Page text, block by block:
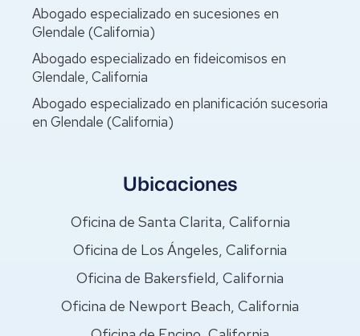
Abogado especializado en sucesiones en
Glendale (California)
Abogado especializado en fideicomisos en
Glendale, California
Abogado especializado en planificación sucesoria
en Glendale (California)
Ubicaciones
Oficina de Santa Clarita, California
Oficina de Los Ángeles, California
Oficina de Bakersfield, California
Oficina de Newport Beach, California